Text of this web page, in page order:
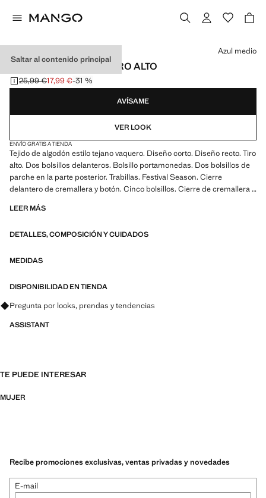
Saltar al contenido principal
SHORTS VAQUEROS TIRO ALTO
Precio inicial tachado [25,99 € ]
25,99 €
Precio actual [17,99 € ]
17,99 €-31 %
Selecciona un color
Azul medio
AVÍSAME
VER LOOK
ENVÍO GRATIS A TIENDA
Tejido de algodón estilo tejano vaquero. Diseño corto. Diseño recto. Tiro
alto. Dos bolsillos delanteros. Bolsillo portamonedas. Dos bolsillos de
parche en la parte posterior. Trabillas. Festival Season. Cierre
delantero de cremallera y botón. Cinco bolsillos. Cierre de cremallera y
LEER MÁS
DETALLES, COMPOSICIÓN Y CUIDADOS
MEDIDAS
DISPONIBILIDAD EN TIENDA
Pregunta por looks, prendas y tendencias
ASSISTANT
TE PUEDE INTERESAR
MUJER
Recibe promociones exclusivas, ventas privadas y novedades
E-mail